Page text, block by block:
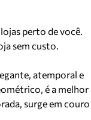
perto de você.
sem custo.
atemporal e
é a melhor
surge em couro